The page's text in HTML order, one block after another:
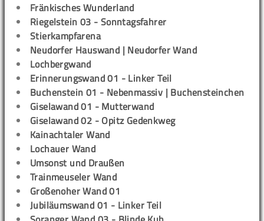
Fränkisches Wunderland
Riegelstein 03 - Sonntagsfahrer
Stierkampfarena
Neudorfer Hauswand | Neudorfer Wand
Lochbergwand
Erinnerungswand 01 - Linker Teil
Buchenstein 01 - Nebenmassiv | Buchensteinchen
Giselawand 01 - Mutterwand
Giselawand 02 - Opitz Gedenkweg
Kainachtaler Wand
Lochauer Wand
Umsonst und Draußen
Trainmeuseler Wand
Großenoher Wand 01
Jubiläumswand 01 - Linker Teil